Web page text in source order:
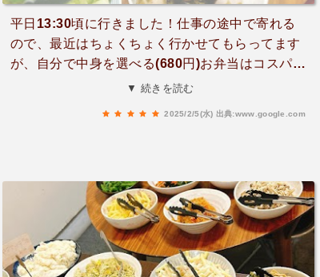
とか…そんなに作られてるなんて、凄過ぎます！
しかもお弁当500円とか700円とかで、それだけか
ら選んで詰めて帰れるなんて神ですか⁉️そんなお
話をしながら頼んだのは大トロ湯葉（柔らかくて
トロッとした湯葉だそうです）普通の湯葉（食べ
比べるのも楽しみ😊）湯葉ラーメン湯葉そば日本
ロ湯葉は柔らかさとトロトロ感があり、湯葉の甘
みが広がります。通常の湯葉も、つゆだくならぬ
豆乳だく（豆乳の風呂に湯葉が浸かってる感じ）
大豆の味わいがしっかりしてて、量もしっかり入
ってて、少しかけられた甘めのお醤油がとても合
平日13:30頃に行きました！仕事の途中で寄れる
ので、最近はちょくちょく行かせてもらってます
が、自分で中身を選べる(680円)お弁当はコスパも
良く、味も美味しくとても有難いです🙇♂️店頭に
▼ 続きを読む
2025/2/5(水) 出典:www.google.com